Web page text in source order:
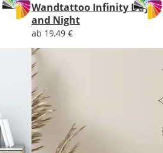
Wandtattoo Infinity Day
and Night
ab 19,49 €